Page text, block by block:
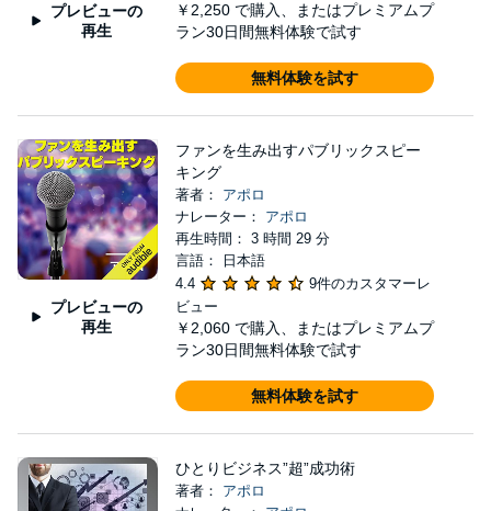
プレビューの
再生
￥2,250 で購入、またはプレミアムプ
ラン30日間無料体験で試す
無料体験を試す
プレビューの
再生
ファンを生み出すパブリックスピー
キング
著者： アポロ
ナレーター： アポロ
再生時間： 3 時間 29 分
言語： 日本語
4.4
9件のカスタマーレ
ビュー
￥2,060 で購入、またはプレミアムプ
ラン30日間無料体験で試す
無料体験を試す
ひとりビジネス”超”成功術
著者： アポロ